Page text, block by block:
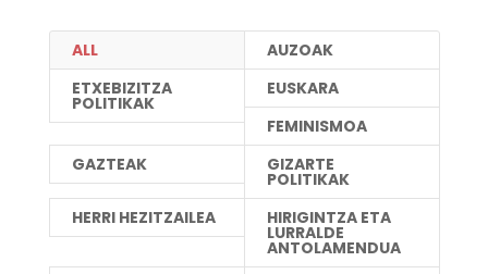
ALL
AUZOAK
ETXEBIZITZA
POLITIKAK
EUSKARA
FEMINISMOA
GAZTEAK
GIZARTE
POLITIKAK
HERRI HEZITZAILEA
HIRIGINTZA ETA
LURRALDE
ANTOLAMENDUA